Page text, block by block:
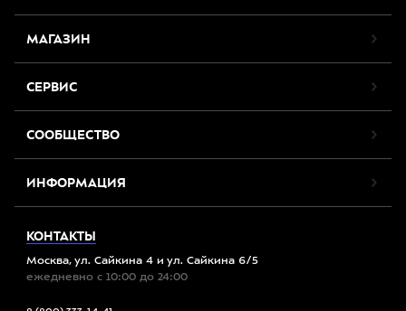
МАГАЗИН
СЕРВИС
СООБЩЕСТВО
ИНФОРМАЦИЯ
КОНТАКТЫ
Москва, ул. Сайкина 4 и ул. Сайкина 6/5
ежедневно с 10:00 до 24:00